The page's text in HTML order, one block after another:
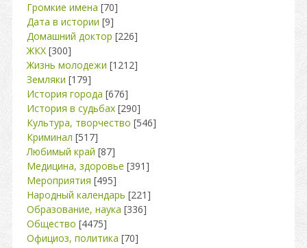
Громкие имена [70]
Дата в истории [9]
Домашний доктор [226]
ЖКХ [300]
Жизнь молодежи [1212]
Земляки [179]
История города [676]
История в судьбах [290]
Культура, творчество [546]
Криминал [517]
Любимый край [87]
Медицина, здоровье [391]
Мероприятия [495]
Народный календарь [221]
Образование, наука [336]
Общество [4475]
Официоз, политика [70]